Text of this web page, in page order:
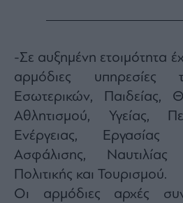
-Σε αυξημένη ετοιμότητα
αρμόδιες υπηρεσίες
Εσωτερικών, Παιδείας,
Αθλητισμού, Υγείας,
Ενέργειας, Εργασίας
Ασφάλισης, Ναυτιλίας
Πολιτικής και Τουρισμού.
Οι αρμόδιες αρχές